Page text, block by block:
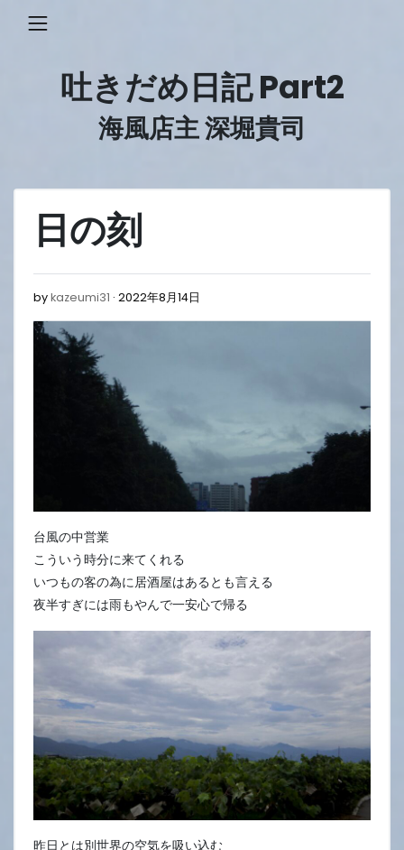
吐きだめ日記 Part2
海風店主 深堀貴司
日の刻
bykazeumi31 2022年8月14日
台風の中営業
こういう時分に来てくれる
いつもの客の為に居酒屋はあるとも言える
夜半すぎには雨もやんで一安心で帰る
昨日とは別世界の空気を吸い込む